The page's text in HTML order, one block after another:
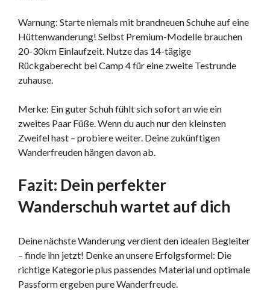
Warnung: Starte niemals mit brandneuen Schuhe auf eine
Hüttenwanderung! Selbst Premium-Modelle brauchen
20-30km Einlaufzeit. Nutze das 14-tägige
Rückgaberecht bei Camp 4 für eine zweite Testrunde
zuhause.
Merke: Ein guter Schuh fühlt sich sofort an wie ein
zweites Paar Füße. Wenn du auch nur den kleinsten
Zweifel hast – probiere weiter. Deine zukünftigen
Wanderfreuden hängen davon ab.
Fazit: Dein perfekter
Wanderschuh wartet auf dich
Deine nächste Wanderung verdient den idealen Begleiter
– finde ihn jetzt! Denke an unsere Erfolgsformel: Die
richtige Kategorie plus passendes Material und optimale
Passform ergeben pure Wanderfreude.